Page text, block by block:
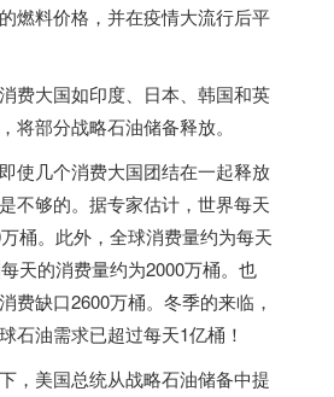
燃料价格，并在疫情大流行后平
大国如印度、日本、韩国和英
将部分战略石油储备释放。
几个消费大国团结在一起释放
不够的。据专家估计，世界每天
桶。此外 ，全球消费量约为每天
每天的消费量约为2000万桶。也
费缺口2600万桶。冬季的来临，
石油需求已超过每天1亿桶！
， 美国总统从战略石油储备中提